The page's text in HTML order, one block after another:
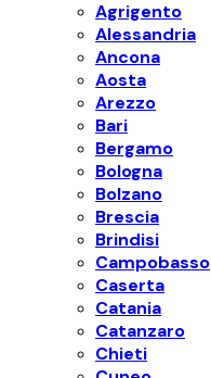
Agrigento
Alessandria
Ancona
Aosta
Arezzo
Bari
Bergamo
Bologna
Bolzano
Brescia
Brindisi
Campobasso
Caserta
Catania
Catanzaro
Chieti